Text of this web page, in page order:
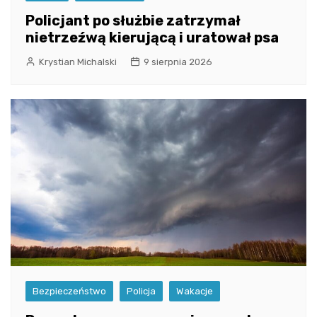
Policjant po służbie zatrzymał
nietrzeźwą kierującą i uratował psa
Krystian Michalski 9 sierpnia 2026
Bezpieczeństwo Policja Wakacje